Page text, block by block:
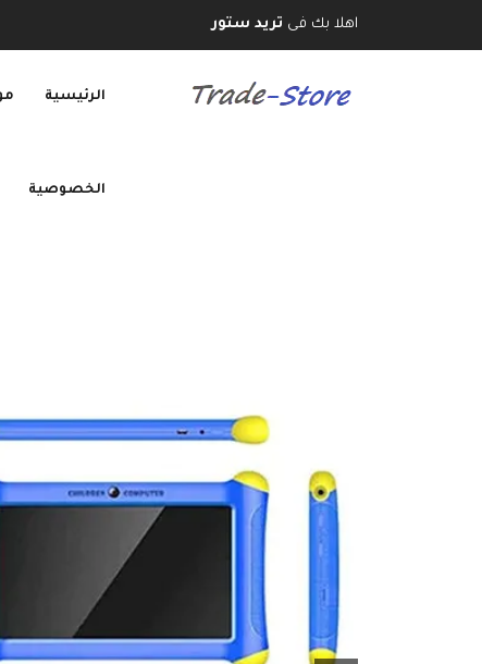
اهلا بك فى تريد ستور
الرئيسية
الخصوصية